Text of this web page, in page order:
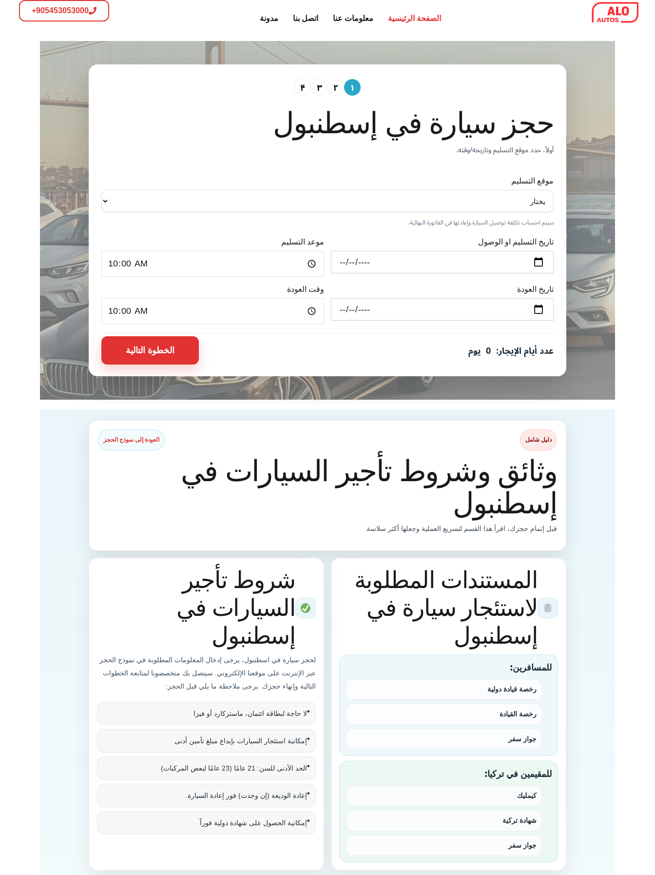
تخطي
الصفحة الرئيسية معلومات عنا اتصل بنا مدونة
905453053000+
۱ ۲ ۳ ۴
حجز سيارة في إسطنبول
أولاً، حدد موقع التسليم وتاريخه/وقته.
موقع التسليم
سيتم احتساب تكلفة توصيل السيارة وإعادتها في الفاتورة النهائية.
تاريخ التسليم او الوصول موعد التسليم
تاريخ العودة وقت العودة
عدد أيام الإيجار: 0 يوم الخطوة التالية
دليل شامل العودة إلى نموذج الحجز
وثائق وشروط تأجير السيارات في
إسطنبول
قبل إتمام حجزك، اقرأ هذا القسم لتسريع العملية وجعلها أكثر سلاسة.
المستندات المطلوبة
لاستئجار سيارة في
إسطنبول
للمسافرين:
رخصة قيادة دولية
رخصة القيادة
جواز سفر
للمقيمين في تركيا:
كيمليك
شهادة تركية
جواز سفر
شروط تأجير
السيارات في
إسطنبول
لحجز سيارة في اسطنبول، يرجى إدخال المعلومات المطلوبة في نموذج الحجز
عبر الإنترنت على موقعنا الإلكتروني. سيتصل بك متخصصونا لمتابعة الخطوات
التالية وإنهاء حجزك. يرجى ملاحظة ما يلي قبل الحجز:
•لا حاجة لبطاقة ائتمان، ماستركارد أو فيزا
•إمكانية استئجار السيارات بإيداع مبلغ تأمين أدنى
•الحد الأدنى للسن: 21 عامًا (23 عامًا لبعض المركبات)
•إعادة الوديعة (إن وجدت) فور إعادة السيارة.
•إمكانية الحصول على شهادة دولية فوراً